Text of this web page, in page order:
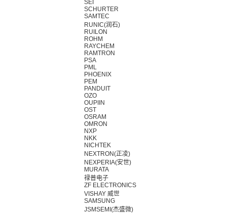
SEI
SCHURTER
SAMTEC
RUNIC(润石)
RUILON
ROHM
RAYCHEM
RAMTRON
PSA
PML
PHOENIX
PEM
PANDUIT
OZO
OUPIIN
OST
OSRAM
OMRON
NXP
NKK
NICHTEK
NEXTRON(正凌)
NEXPERIA(安世)
MURATA
禄普电子
ZF ELECTRONICS
VISHAY 威世
SAMSUNG
JSMSEMI(杰盛微)